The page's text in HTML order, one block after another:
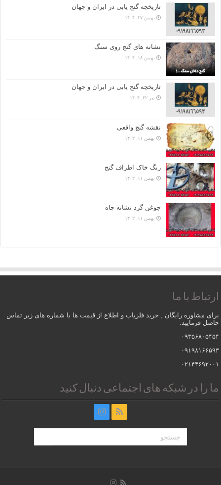
تاریخچه گنج‌ یابی در ایران و جهان
بهمن ۲۷, ۱۴۰۴
نشانه های گنج روی سنگ
بهمن ۱۸, ۱۴۰۴
تاریخچه گنج‌ یابی در ایران و جهان
تیر ۲۲, ۱۴۰۴
نقشه گنج واقعی
بهمن ۱۱, ۱۴۰۲
رنگ خاک اطراف گنج
بهمن ۱۱, ۱۴۰۲
جوغن گرد نشانه چاه
بهمن ۱۱, ۱۴۰۲
ارتباط با ما
برای مشاوره رایگان , خرید فلزیاب و اطلاع از قیمت ها با شماره های زیر تماس
حاصل فرمایید.
۰۹۳۵۶۸۰۵۴۵۴
۰۹۱۹۸۱۶۶۵۹۳
۰۲۱۴۴۶۹۲۰۰۱
ما را در شبکه های اجتماعی دنبال کنید